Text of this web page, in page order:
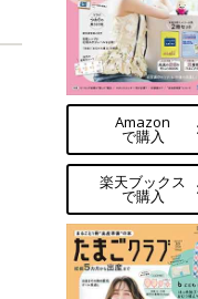
Amazon
で購入
楽天ブックス
で購入